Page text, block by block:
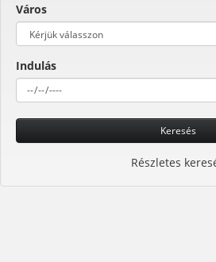
Város
Indulás
Keresés
Részletes